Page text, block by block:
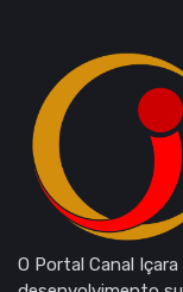
O Portal Canal